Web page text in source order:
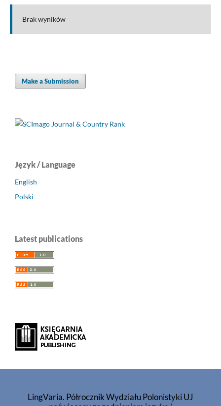
Brak wyników
Make a Submission
Język / Language
English
Polski
Latest publications
LingVaria. Półrocznik Wydziału Polonistyki UJ